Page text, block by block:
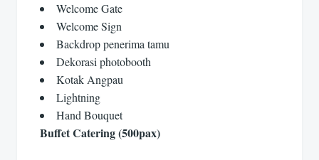
Welcome Gate
Welcome Sign
Backdrop penerima tamu
Dekorasi photobooth
Kotak Angpau
Lightning
Hand Bouquet
Buffet Catering (500pax)